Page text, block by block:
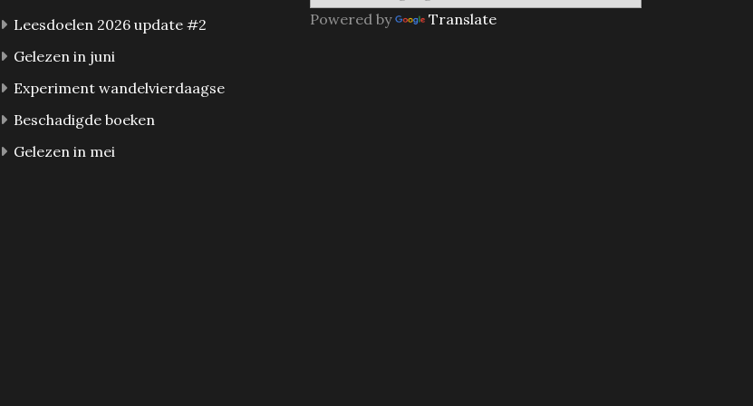
Leesdoelen 2026 update #2
Gelezen in juni
Experiment wandelvierdaagse
Beschadigde boeken
Gelezen in mei
Powered by Translate